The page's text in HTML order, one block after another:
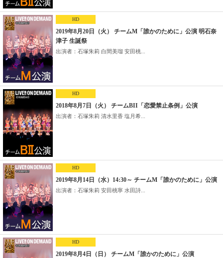
HD
2019年8月20日（火） チームM「誰かのために」公演 明石奈
津子 生誕祭
出演者：石塚朱莉 白間美瑠 安田桃...
HD
2018年8月7日（火） チームBII「恋愛禁止条例」公演
出演者：石塚朱莉 清水里香 塩月希...
HD
2019年8月14日（水）14:30～ チームM「誰かのために」公演
出演者：石塚朱莉 安田桃寧 水田詩...
HD
2019年8月4日（日） チームM「誰かのために」公演